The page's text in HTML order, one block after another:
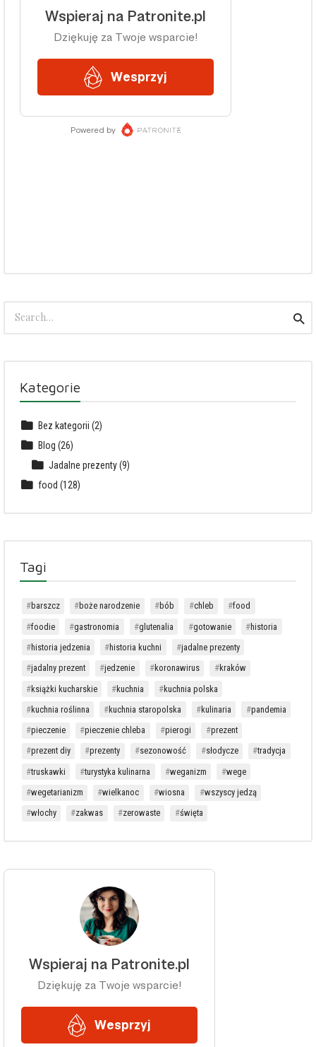
for:
Kategorie
Bez kategorii (2)
Blog (26)
Jadalne prezenty(9)
food (128)
Tagi
barszcz boże narodzenie bób chleb
food
foodie
gastronomia glutenalia gotowanie
historia
historia jedzenia
historia kuchni
jadalne prezenty
jadalny prezent
jedzenie koronawirus
kraków
książki kucharskie
kuchnia
kuchnia polska
kuchnia roślinna
kuchnia staropolska kulinaria
pandemia
pieczenie
pieczenie chleba pierogi
prezent
prezent diy
prezenty sezonowość słodycze
tradycja
truskawki
turystyka kulinarna weganizm
wege
wegetarianizm
wielkanoc wiosna
wszyscy jedzą
włochy
zakwas zerowaste święta